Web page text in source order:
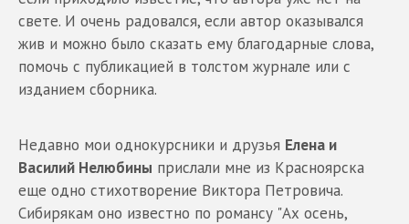
свете. И очень радовался, если автор оказывался
жив и можно было сказать ему благодарные слова,
помочь с публикацией в толстом журнале или с
изданием сборника.
Недавно мои однокурсники и друзья Елена и
Василий Нелюбины прислали мне из Красноярска
еще одно стихотворение Виктора Петровича.
Сибирякам оно известно по романсу "Ах осень,